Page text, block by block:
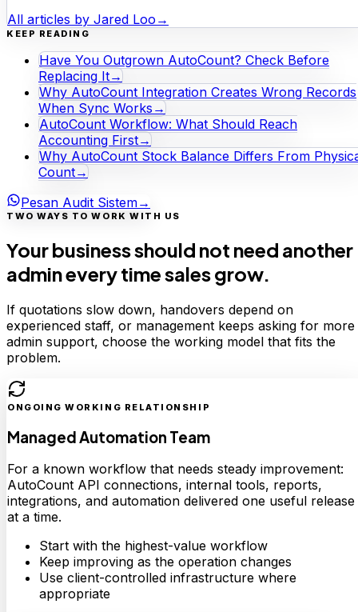
All articles by Jared Loo →
KEEP READING
Have You Outgrown AutoCount? Check Before
Replacing It→
Why AutoCount Integration Creates Wrong Records
When Sync Works →
AutoCount Workflow: What Should Reach
Accounting First→
Why AutoCount Stock Balance Differs From
Count→
Pesan Audit Sistem→
TWO WAYS TO WORK WITH US
Your business should not need another
admin every time sales grow.
If quotations slow down, handovers depend on
experienced staff, or management keeps asking for more
admin support, choose the working model that fits the
problem.
ONGOING WORKING RELATIONSHIP
Managed Automation Team
For a known workflow that needs steady improvement:
AutoCount API connections, internal tools, reports,
integrations, and automation delivered one useful release
at a time.
Start with the highest-value workflow
Keep improving as the operation changes
Use client-controlled infrastructure where
appropriate